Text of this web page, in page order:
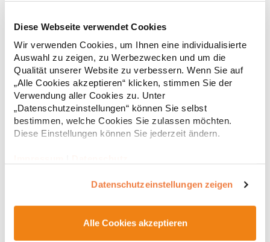
Diese Webseite verwendet Cookies
Wir verwenden Cookies, um Ihnen eine individualisierte
Auswahl zu zeigen, zu Werbezwecken und um die
Qualität unserer Website zu verbessern. Wenn Sie auf
„Alle Cookies akzeptieren“ klicken, stimmen Sie der
Verwendung aller Cookies zu. Unter
„Datenschutzeinstellungen“ können Sie selbst
bestimmen, welche Cookies Sie zulassen möchten.
Diese Einstellungen können Sie jederzeit ändern.
Datenschutzeinstellungen zeigen
Alle Cookies akzeptieren
Tailliertes Kurzarm-Poloshirt für Damen aus zertifizierter Bio-
Baumwolle Kragen und Ärmelbündchen aus 1x1-Rippe
Knopfleiste mit zwei Knöpfen Verstärkte Nahtabdeckung am
Kragen Seitenschlitze am Saum Herausreißbares
LabelPfegehinweis: 40 °C waschbarBügeln erlaubtGrammatur:
210 g/m²Materialzusammensetzung: 100% Baumwolle (Heather
Grey: 85% Baumwolle / 15% Viskose)Angaben zur
Spanien E-Mail: info@gorfactory.es
ab12,55 € *
* Preise inkl. gesetzlicher Mwst. +Versandkosten *